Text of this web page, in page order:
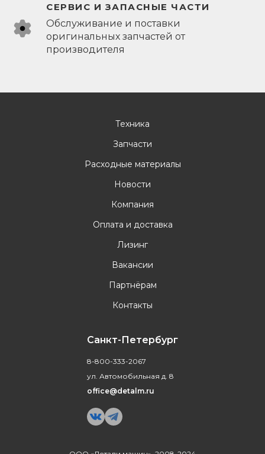
СЕРВИС И ЗАПАСНЫЕ ЧАСТИ
Обслуживание и поставки
оригинальных запчастей от
производителя
Техника
Запчасти
Расходные материалы
Новости
Компания
Оплата и доставка
Лизинг
Вакансии
Партнёрам
Контакты
Санкт-Петербург
8-800-333-2067
ул. Автомобильная д. 8
office@detalm.ru